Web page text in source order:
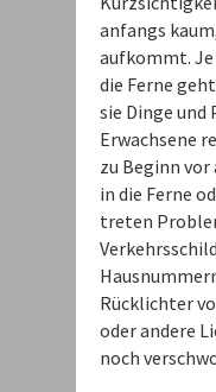
anfangs
aufkommt.
die Ferne
sie Dinge und
Erwachsene
zu Beginn
in die Ferne
treten
Rücklichter
oder andere
noch